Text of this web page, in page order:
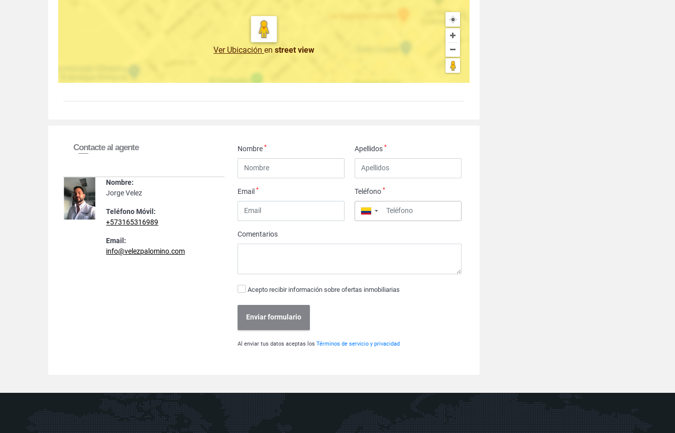
Ver Ubicación en street view
Contacte al agente
Nombre:
Jorge Velez
Teléfono Móvil:
+573165316989
Email:
info@velezpalomino.com
Nombre* Apellidos*
Email* Teléfono*
▼
Comentarios
Acepto recibir información sobre ofertas inmobiliarias
Enviar formulario
Al enviar tus datos aceptas losTérminos de servicio y privacidad